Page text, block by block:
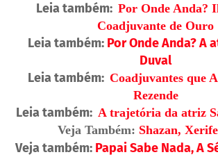
Leia também: Por Onde Anda?
Coadjuvante de Ouro
Leia também: Por Onde Anda? A
Duval
Leia também: Coadjuvantes que
Rezende
Leia também: A trajetória da atriz
Veja Também: Shazan,
Veja também: Papai Sabe Nada, A